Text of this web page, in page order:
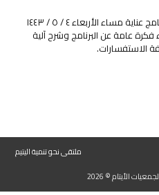
قام المجلس بعقد لقاء تعريفي لبرنامج عناية مساء الأربعاء ٤ / ٥ / ١٤٤٣
مساء، لإعطاء فكرة عامة عن البرنامج وشرح آلية
الاستفسارات.
ملتقى نحو تنمية اليتيم
الأيتام © 2026